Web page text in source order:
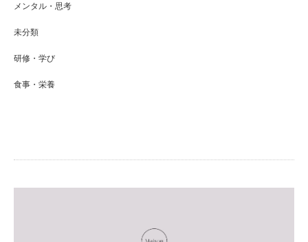
メンタル・思考
未分類
研修・学び
食事・栄養